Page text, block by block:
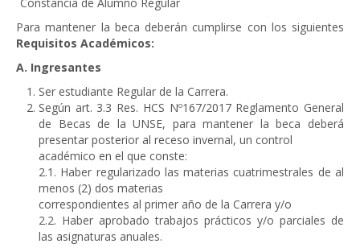
Para mantener la beca deberán cumplirse con los siguientes
Requisitos Académicos:
A. Ingresantes
Ser estudiante Regular de la Carrera.
Según art. 3.3 Res. HCS Nº167/2017 Reglamento General
de Becas de la UNSE, para mantener la beca deberá
presentar posterior al receso invernal, un control
académico en el que conste:
2.1. Haber regularizado las materias cuatrimestrales de al
menos (2) dos materias
correspondientes al primer año de la Carrera y/o
2.2. Haber aprobado trabajos prácticos y/o parciales de
las asignaturas anuales.